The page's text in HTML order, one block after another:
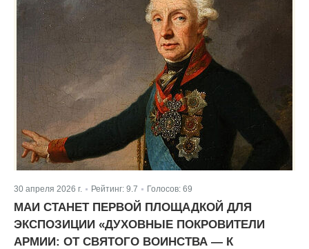
30 апреля 2026 г. | Рейтинг: 9.7 Голосов: 69
МАИ СТАНЕТ ПЕРВОЙ ПЛОЩАДКОЙ ДЛЯ
ЭКСПОЗИЦИИ «ДУХОВНЫЕ ПОКРОВИТЕЛИ
АРМИИ: ОТ СВЯТОГО ВОИНСТВА — К